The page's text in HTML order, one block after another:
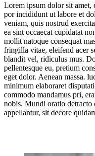
Lorem ipsum dolor sit amet,
por incididunt ut labore et
veniam, quis nostrud
ea sint occaecat cupidatat
mollit natoque consequat
fringilla vitae, eleifend acer
blandit vel, ridiculus mus.
pellentesque eu, pretium
eget dolor. Aenean massa.
minimum elaboraret
commodo mandamus pri,
nobis. Mundi oratio detracto
appellantur, sit decore